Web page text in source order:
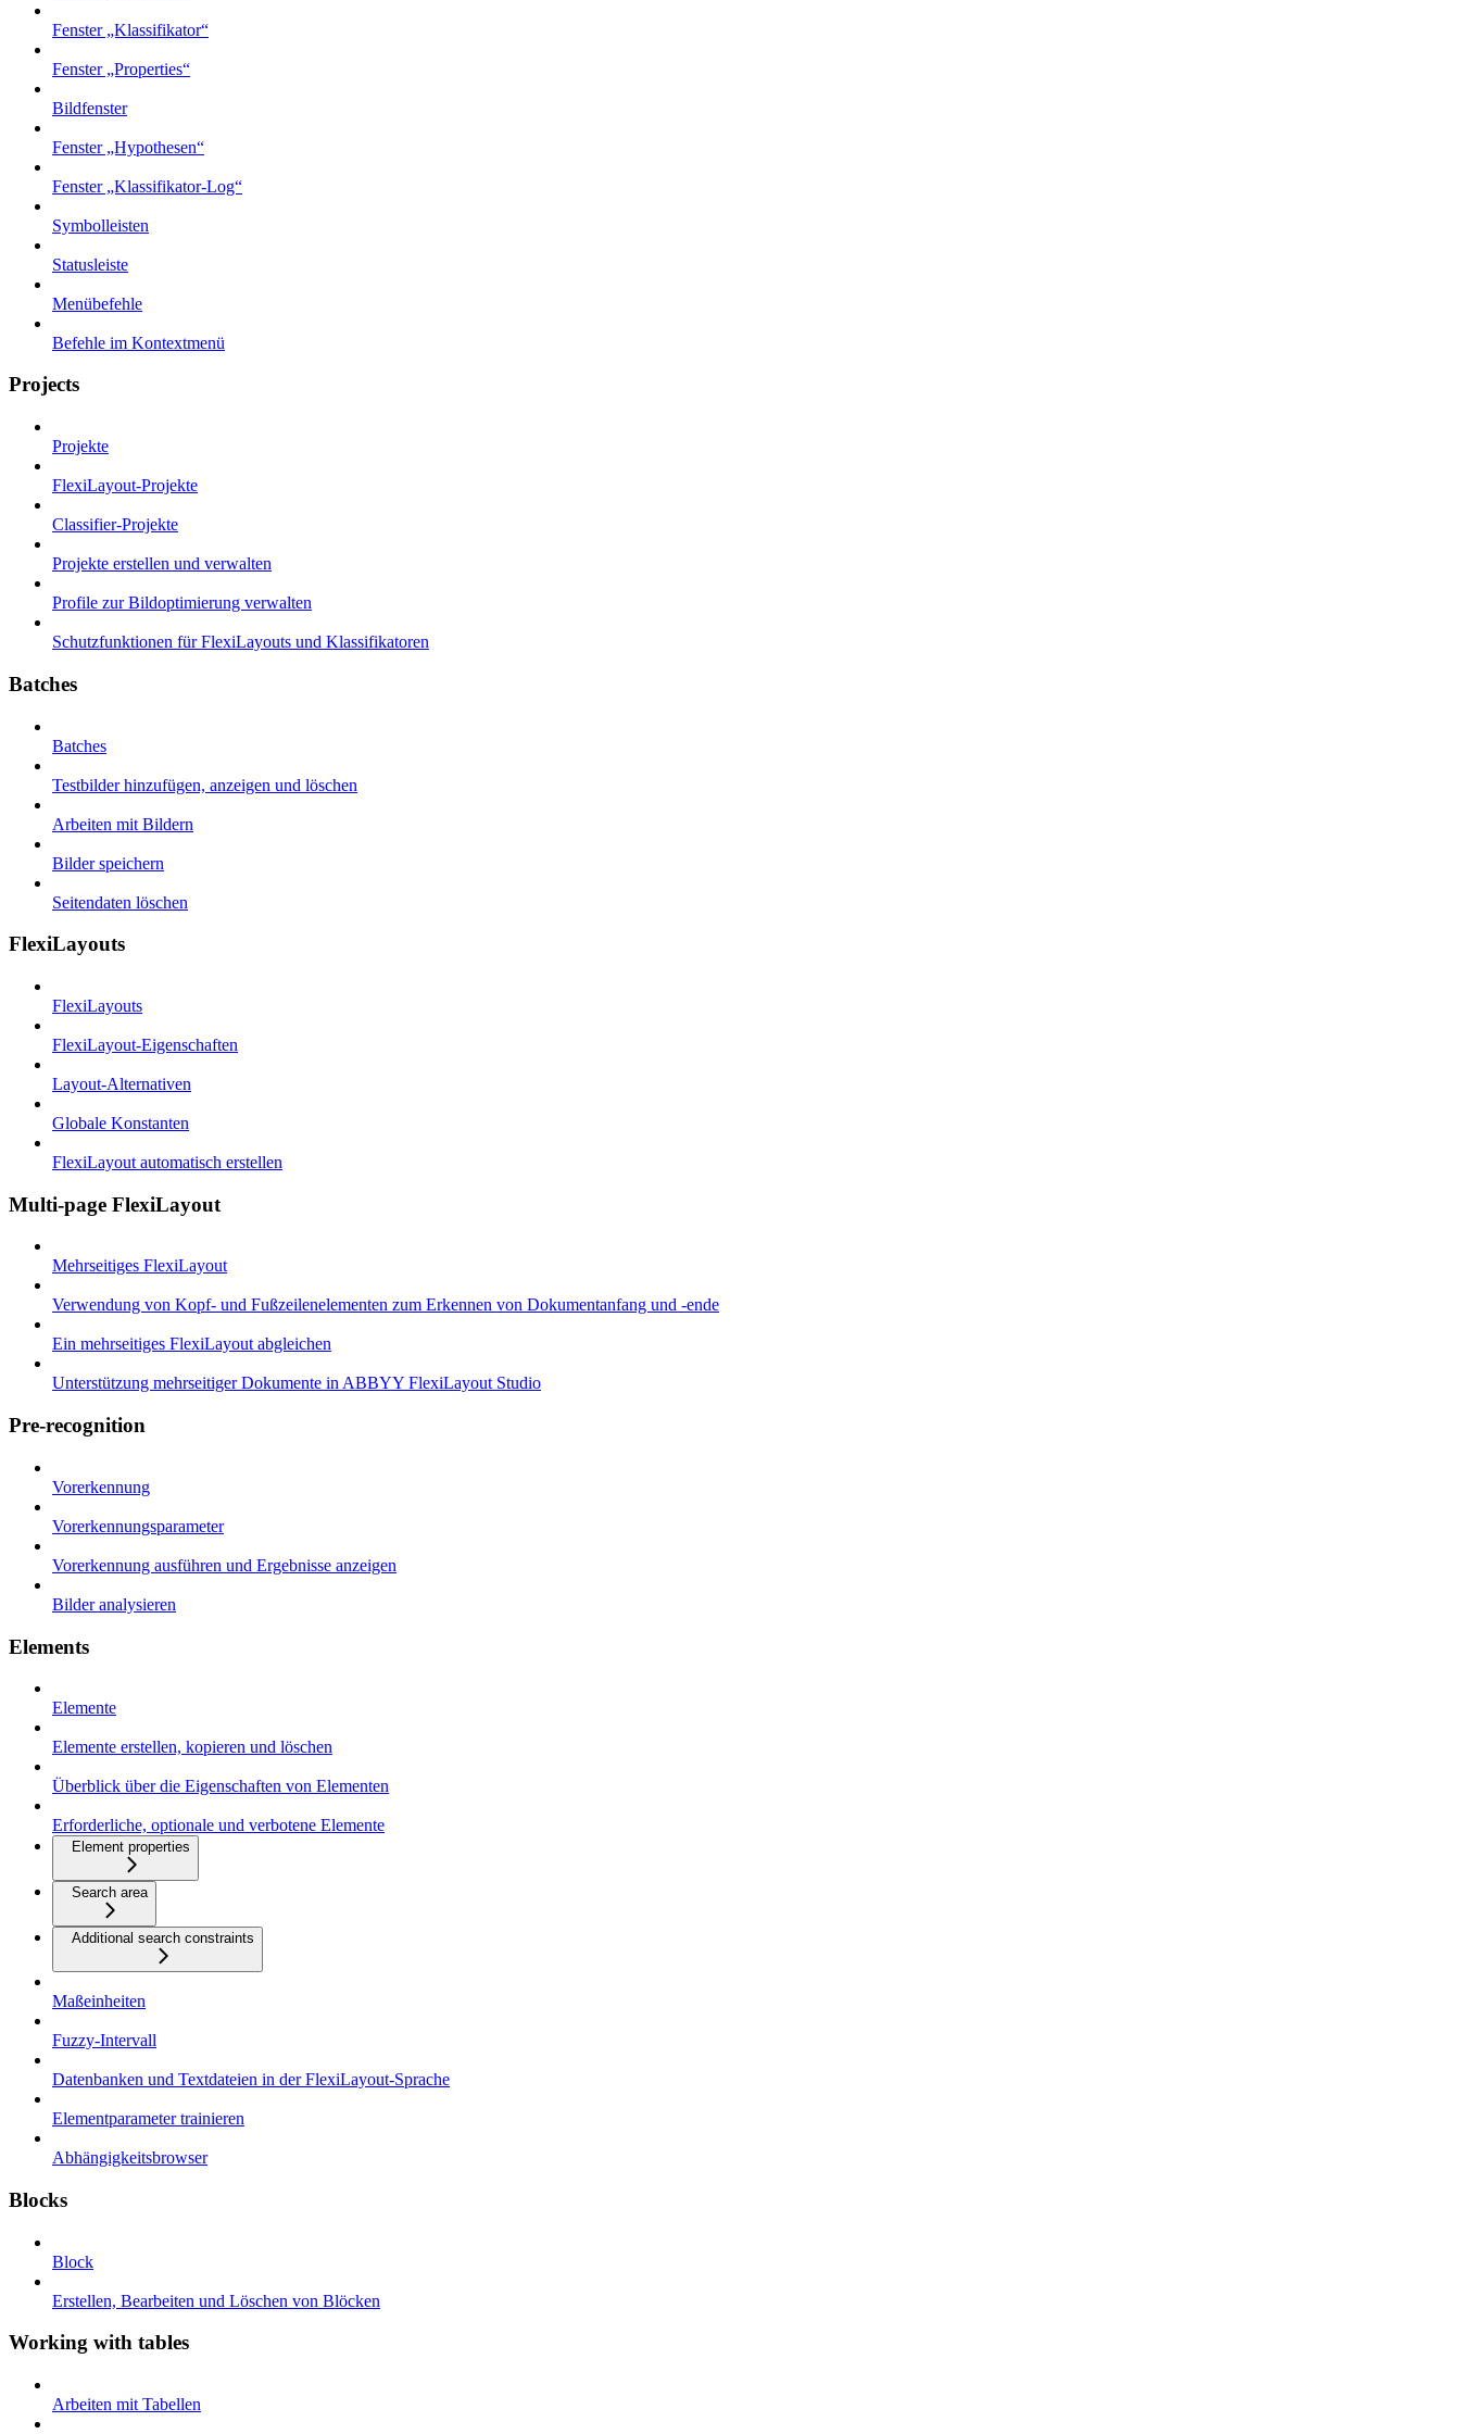
Fenster „Klassifikator“
Fenster „Properties“
Bildfenster
Fenster „Hypothesen“
Fenster „Klassifikator-Log“
Symbolleisten
Statusleiste
Menübefehle
Befehle im Kontextmenü
Projects
Projekte
FlexiLayout-Projekte
Classifier-Projekte
Projekte erstellen und verwalten
Profile zur Bildoptimierung verwalten
Schutzfunktionen für FlexiLayouts und Klassifikatoren
Batches
Batches
Testbilder hinzufügen, anzeigen und löschen
Arbeiten mit Bildern
Bilder speichern
Seitendaten löschen
FlexiLayouts
FlexiLayouts
FlexiLayout-Eigenschaften
Layout-Alternativen
Globale Konstanten
FlexiLayout automatisch erstellen
Multi-page FlexiLayout
Mehrseitiges FlexiLayout
Verwendung von Kopf- und Fußzeilenelementen zum Erkennen von Dokumentanfang und -ende
Ein mehrseitiges FlexiLayout abgleichen
Unterstützung mehrseitiger Dokumente in ABBYY FlexiLayout Studio
Pre-recognition
Vorerkennung
Vorerkennungsparameter
Vorerkennung ausführen und Ergebnisse anzeigen
Bilder analysieren
Elements
Elemente
Elemente erstellen, kopieren und löschen
Überblick über die Eigenschaften von Elementen
Erforderliche, optionale und verbotene Elemente
Element properties
Search area
Additional search constraints
Maßeinheiten
Fuzzy-Intervall
Datenbanken und Textdateien in der FlexiLayout-Sprache
Elementparameter trainieren
Abhängigkeitsbrowser
Blocks
Block
Erstellen, Bearbeiten und Löschen von Blöcken
Working with tables
Arbeiten mit Tabellen